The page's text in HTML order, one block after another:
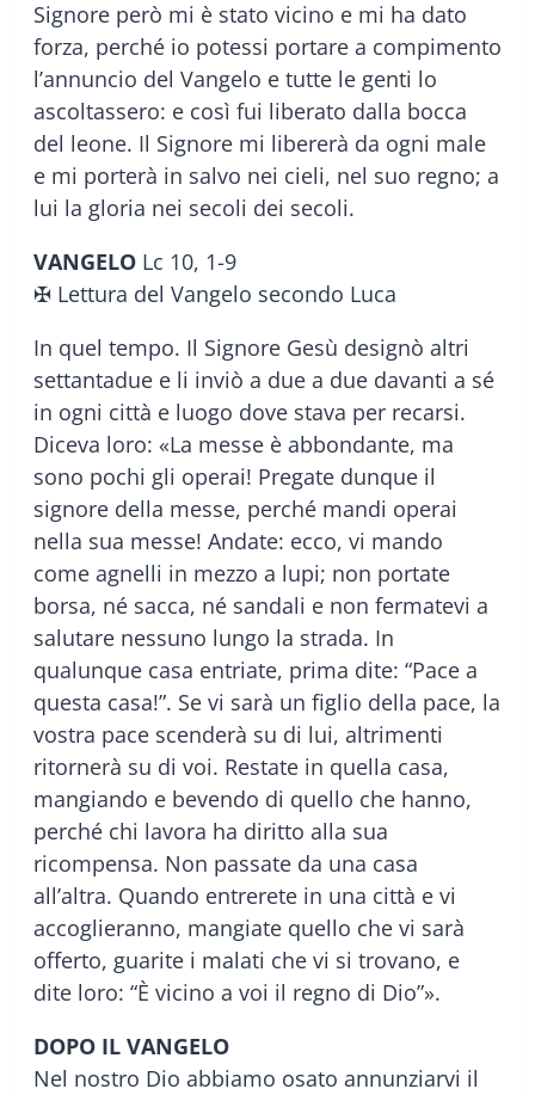
Signore però mi è stato vicino e mi ha dato
forza, perché io potessi portare a compimento
l’annuncio del Vangelo e tutte le genti lo
ascoltassero: e così fui liberato dalla bocca
del leone. Il Signore mi libererà da ogni male
e mi porterà in salvo nei cieli, nel suo regno; a
lui la gloria nei secoli dei secoli.
VANGELO Lc 10, 1-9
✠ Lettura del Vangelo secondo Luca
In quel tempo. Il Signore Gesù designò altri
settantadue e li inviò a due a due davanti a sé
in ogni città e luogo dove stava per recarsi.
Diceva loro: «La messe è abbondante, ma
sono pochi gli operai! Pregate dunque il
signore della messe, perché mandi operai
nella sua messe! Andate: ecco, vi mando
come agnelli in mezzo a lupi; non portate
borsa, né sacca, né sandali e non fermatevi a
salutare nessuno lungo la strada. In
qualunque casa entriate, prima dite: “Pace a
questa casa!”. Se vi sarà un figlio della pace, la
vostra pace scenderà su di lui, altrimenti
ritornerà su di voi. Restate in quella casa,
mangiando e bevendo di quello che hanno,
perché chi lavora ha diritto alla sua
ricompensa. Non passate da una casa
all’altra. Quando entrerete in una città e vi
accoglieranno, mangiate quello che vi sarà
offerto, guarite i malati che vi si trovano, e
dite loro: “È vicino a voi il regno di Dio”».
DOPO IL VANGELO
Nel nostro Dio abbiamo osato annunziarvi il